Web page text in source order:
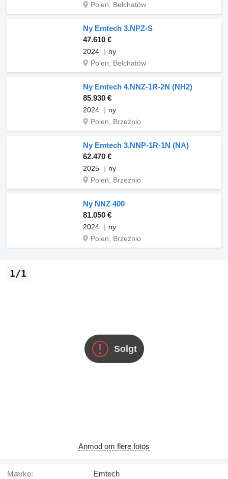
Polen, Bełchatów
Ny Emtech 3.NPZ-S
47.610 €
2024
ny
Polen, Bełchatów
Ny Emtech 4.NNZ-1R-2N (NH2)
85.930 €
2024
ny
Polen, Brzeźnio
Ny Emtech 3.NNP-1R-1N (NA)
62.470 €
2025
ny
Polen, Brzeźnio
Ny NNZ 400
81.050 €
2024
ny
Polen, Brzeźnio
Solgt
1/1
Anmod om flere fotos
Mærke: Emtech